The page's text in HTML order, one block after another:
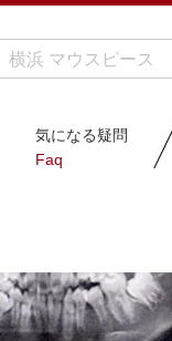
気になる疑問
Faq